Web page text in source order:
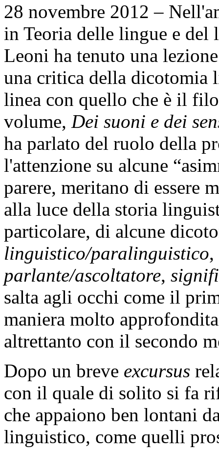
28 novembre 2012 –
in Teoria delle lingue e
Leoni ha tenuto una
una critica della
linea con quello che è il
volume, Dei suoni e dei
ha parlato del ruolo della
l'attenzione su alcune
parere, meritano di essere
alla luce della storia
particolare, di alcune
linguistico/paralinguistico,
parlante/ascoltatore,
salta agli occhi come il
maniera molto
altrettanto con il secondo
Dopo un breve excursus
con il quale di solito si fa
che appaiono ben lontani
linguistico, come quelli